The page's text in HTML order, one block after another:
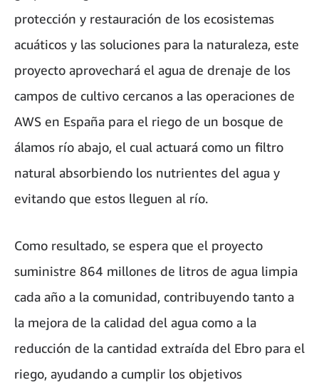
protección y restauración de los ecosistemas
acuáticos y las soluciones para la naturaleza, este
proyecto aprovechará el agua de drenaje de los
campos de cultivo cercanos a las operaciones de
AWS en España para el riego de un bosque de
álamos río abajo, el cual actuará como un filtro
natural absorbiendo los nutrientes del agua y
evitando que estos lleguen al río.
Como resultado, se espera que el proyecto
suministre 864 millones de litros de agua limpia
cada año a la comunidad, contribuyendo tanto a
la mejora de la calidad del agua como a la
reducción de la cantidad extraída del Ebro para el
riego, ayudando a cumplir los objetivos